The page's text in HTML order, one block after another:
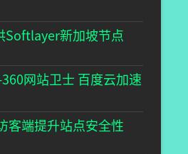
Softlayer新加坡节点
网站卫士 百度云加速
客端提升站点安全性